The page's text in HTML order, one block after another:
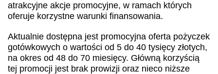
atrakcyjne akcje promocyjne, w ramach których
oferuje korzystne warunki finansowania.
Aktualnie dostępna jest promocyjna oferta pożyczek
gotówkowych o wartości od 5 do 40 tysięcy złotych,
na okres od 48 do 70 miesięcy. Główną korzyścią
tej promocji jest brak prowizji oraz nieco niższe